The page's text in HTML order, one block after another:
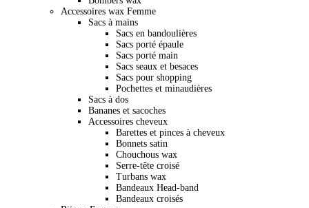
Accessoires wax Femme
Sacs à mains
Sacs en bandoulières
Sacs porté épaule
Sacs porté main
Sacs seaux et besaces
Sacs pour shopping
Pochettes et minaudières
Sacs à dos
Bananes et sacoches
Accessoires cheveux
Barettes et pinces à cheveux
Bonnets satin
Chouchous wax
Serre-tête croisé
Turbans wax
Bandeaux Head-band
Bandeaux croisés